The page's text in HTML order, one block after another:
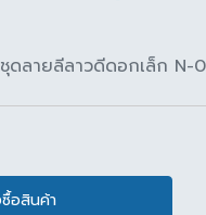
ดลายลีลาวดีดอกเล็ก N-
อสินค้า